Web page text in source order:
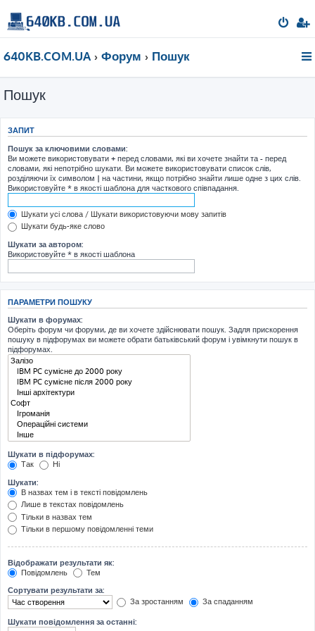
640KB.COM.UA Форум Пошук
Пошук
ЗАПИТ
Пошук за ключовими словами:
Ви можете використовувати + перед словами, які ви хочете знайти та - перед
словами, які непотрібно шукати. Ви можете використовувати список слів,
розділяючи їх символом | на частини, якщо потрібно знайти лише одне з цих слів.
Використовуйте * в якості шаблона для часткового співпадання.
Шукати усі слова / Шукати використовуючи мову запитів
Шукати будь-яке слово
Шукати за автором:
Використовуйте * в якості шаблона
ПАРАМЕТРИ ПОШУКУ
Шукати в форумах:
Оберіть форум чи форуми, де ви хочете здійснювати пошук. Задля прискорення
пошуку в підфорумах ви можете обрати батьківський форум і увімкнути пошук в
підфорумах.
Шукати в підфорумах:
Так
Ні
Шукати:
В назвах тем і в тексті повідомлень
Лише в текстах повідомлень
Тільки в назвах тем
Тільки в першому повідомленні теми
Відображати результати як:
Повідомлень
Тем
Сортувати результати за:
За зростанням
За спаданням
Шукати повідомлення за останні: